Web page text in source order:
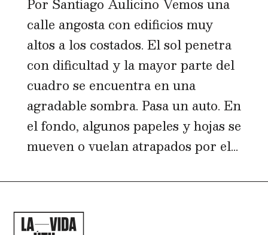
Por Santiago Aulicino Vemos una
calle angosta con edificios muy
altos a los costados. El sol penetra
con dificultad y la mayor parte del
cuadro se encuentra en una
agradable sombra. Pasa un auto. En
el fondo, algunos papeles y hojas se
mueven o vuelan atrapados por el...